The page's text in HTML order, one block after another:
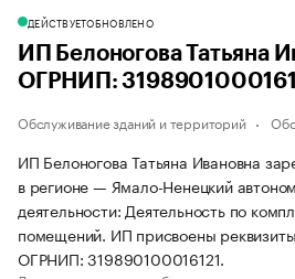
ДЕЙСТВУЕТОБНОВЛЕНО
ИП Белоногова Татьяна
ОГРНИП:
Обслуживание зданий и территорий
ИП Белоногова Татьяна Ивановна
в регионе — Ямало-Ненецкий
деятельности: Деятельность по
помещений. ИП присвоены
ОГРНИП: 319890100016121.